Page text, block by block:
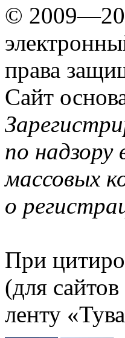
©
права
Сайт
по надзору
массовых
о
При
(для
ленту